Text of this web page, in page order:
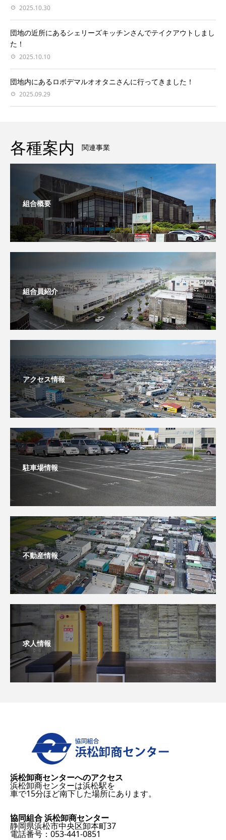
2025.10.30
団地の近所にあるシェリーズキッチンさんでテイクアウトしまし
た！
2025.10.10
団地内にあるロボデマルオオタニさんに行ってきました！
2025.09.29
各種案内 関連事業
組合概要
組合員紹介
アクセス情報
駐車場情報
不動産情報
求人情報
浜松卸商センターへのアクセス
浜松卸商センターは浜松駅を
車で15分ほど南下した場所にあります。
協同組合 浜松卸商センター
静岡県浜松市中央区卸本町37
電話番号：053-441-0851